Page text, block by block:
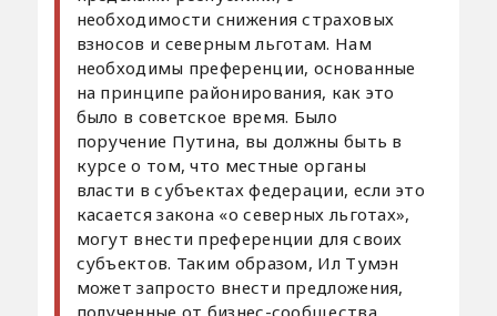
необходимости снижения страховых
взносов и северным льготам. Нам
необходимы преференции, основанные
на принципе районирования, как это
было в советское время. Было
поручение Путина, вы должны быть в
курсе о том, что местные органы
власти в субъектах федерации, если это
касается закона «о северных льготах»,
могут внести преференции для своих
субъектов. Таким образом, Ил Тумэн
может запросто внести предложения,
полученные от бизнес-сообщества,